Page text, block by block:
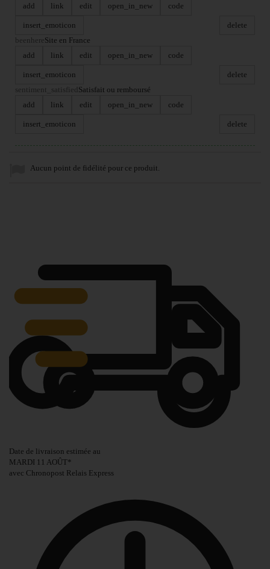
add
link edit open_in_new code
insert_emoticon
delete
beenhereSite en France
add
link edit open_in_new code
insert_emoticon
delete
sentiment_satisfied Satisfait ou remboursé
add
link edit open_in_new code
insert_emoticon delete
Aucun point de fidélité pour ce produit.
Date de livraison estimée au
MARDI 11 AOÛT*
avec Chronopost Relais Express